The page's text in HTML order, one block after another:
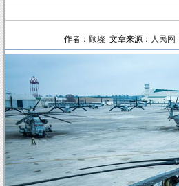
作者： 顾璨文章来源： 人民网